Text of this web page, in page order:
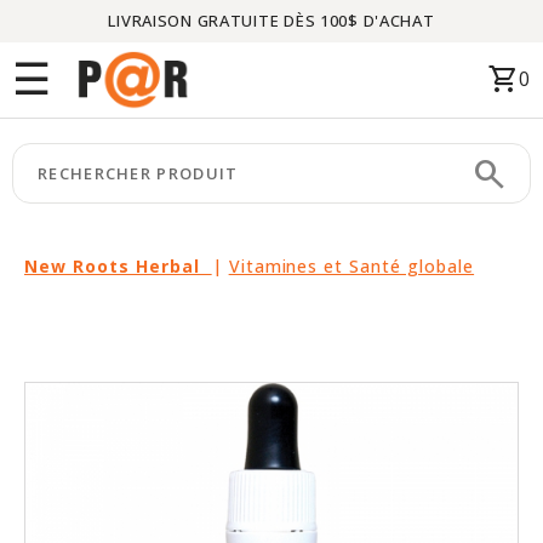
LIVRAISON GRATUITE DÈS 100$ D'ACHAT
☰ shopping_cart0
search
New Roots Herbal | Vitamines et Santé globale
Menu
CATÉGORIES
keyboard_arrow_right
MARQUES
keyboard_arrow_right
VEDETTE